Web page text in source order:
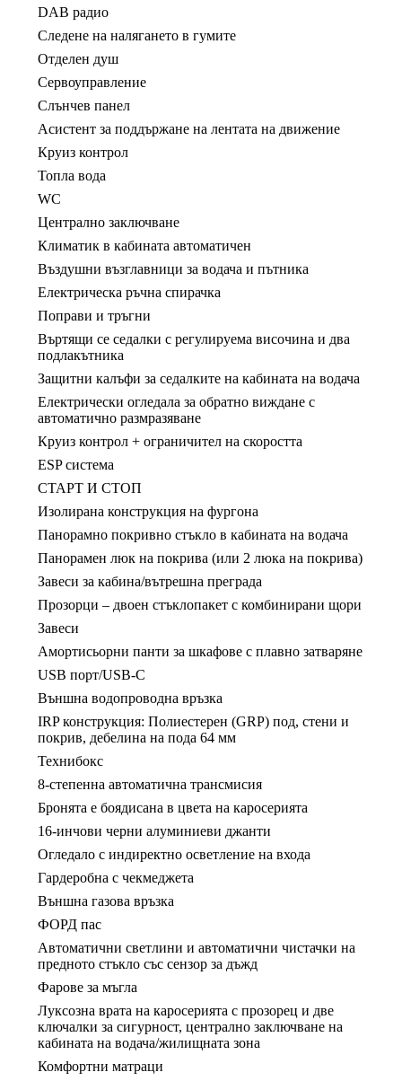
DAB радио
Следене на налягането в гумите
Отделен душ
Сервоуправление
Слънчев панел
Асистент за поддържане на лентата на движение
Круиз контрол
Топла вода
WC
Централно заключване
Климатик в кабината автоматичен
Въздушни възглавници за водача и пътника
Електрическа ръчна спирачка
Поправи и тръгни
Въртящи се седалки с регулируема височина и два
подлакътника
Защитни калъфи за седалките на кабината на водача
Електрически огледала за обратно виждане с
автоматично размразяване
Круиз контрол + ограничител на скоростта
ЕSP система
СТАРТ И СТОП
Изолирана конструкция на фургона
Панорамно покривно стъкло в кабината на водача
Панорамен люк на покрива (или 2 люка на покрива)
Завеси за кабина/вътрешна преграда
Прозорци – двоен стъклопакет с комбинирани щори
Завеси
Амортисьорни панти за шкафове с плавно затваряне
USB порт/USB-C
Външна водопроводна връзка
IRP конструкция: Полиестерен (GRP) под, стени и
покрив, дебелина на пода 64 мм
Технибокс
8-степенна автоматична трансмисия
Бронята е боядисана в цвета на каросерията
16-инчови черни алуминиеви джанти
Огледало с индиректно осветление на входа
Гардеробна с чекмеджета
Външна газова връзка
ФОРД пас
Автоматични светлини и автоматични чистачки на
предното стъкло със сензор за дъжд
Фарове за мъгла
Луксозна врата на каросерията с прозорец и две
ключалки за сигурност, централно заключване на
кабината на водача/жилищната зона
Комфортни матраци